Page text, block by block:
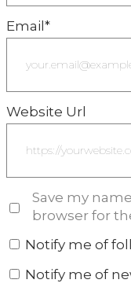
Email*
Website Url
Save my
browser for
Notify me of
Notify me of